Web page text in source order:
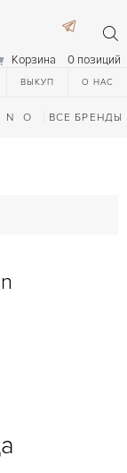
Корзина 0 позиций
ВЫКУП О НАС
N O Q R S T
ВСЕ БРЕНДЫ